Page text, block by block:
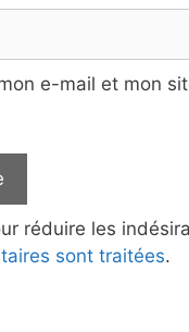
e-mail et mon
réduire les
sont traitées.